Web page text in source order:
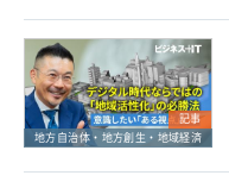
記事
地方自治体・地方創生・地域経済